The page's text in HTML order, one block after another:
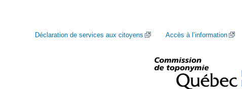
Déclaration de services aux citoyens Accès à l’information